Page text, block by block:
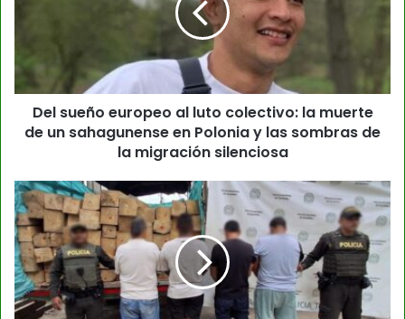
Del sueño europeo al luto colectivo: la muerte
de un sahagunense en Polonia y las sombras de
la migración silenciosa